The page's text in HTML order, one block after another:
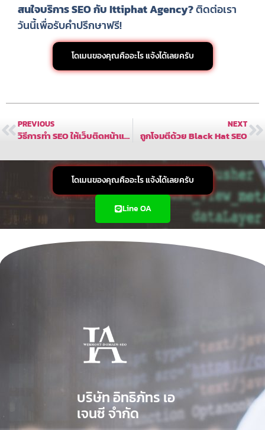
สนใจบริการ SEO กับ Ittiphat Agency?ติดต่อเรา
วันนี้เพื่อรับคำปรึกษาฟรี!
โดเมนของคุณคืออะไร แจ้งได้เลยครับ
PREVIOUS
วิธีการทำ SEO ให้เว็บติดหน้าแรก Google
NEXT
ถูกโจมตีด้วย Black Hat SEO
โดเมนของคุณคืออะไร แจ้งได้เลยครับ
Line OA
บริษัท อิทธิภัทร เอ
เจนซี จำกัด